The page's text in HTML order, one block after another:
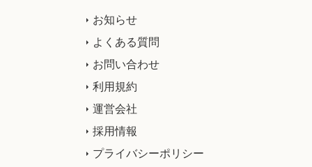
お知らせ
よくある質問
お問い合わせ
利用規約
運営会社
採用情報
プライバシーポリシー